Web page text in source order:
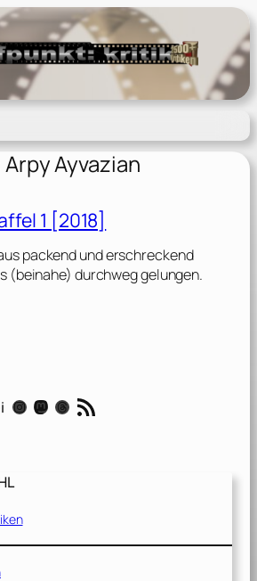
Arpy Ayvazian
1 [2018]
packend und erschreckend
(beinahe) durchweg gelungen.
Instagram Mastodon Threads RSS-Feed